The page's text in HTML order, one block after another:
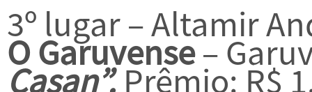
3º lugar – Altamir
O Garuvense–
Casan”.Prêmio: R$